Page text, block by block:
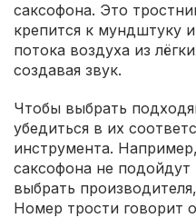
саксофона. Это
крепится к мундштуку
потока воздуха из
создавая звук.
Чтобы выбрать
убедиться в их
инструмента.
саксофона не
выбрать
Номер трости говорит